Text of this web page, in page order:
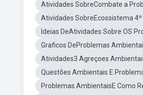
Atividades SobreCombate a
Atividades SobreEcossistema 4º
Ideias DeAtividades Sobre OS
Graficos DeProblemas
Atividades3 Agreçoes
Questões Ambientais E
Problemas AmbientaisE Como